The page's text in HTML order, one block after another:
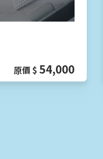
原價 $ 54,000